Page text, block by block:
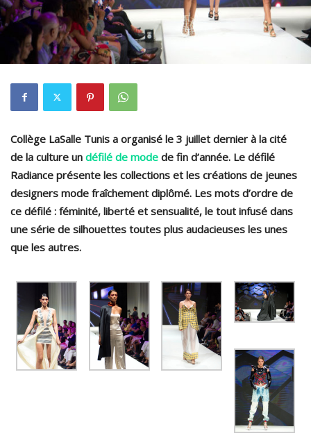
Collège LaSalle Tunis a organisé le 3 juillet dernier à la cité
de la culture un défilé de mode de fin d’année. Le défilé
Radiance présente les collections et les créations de jeunes
designers mode fraîchement diplômé. Les mots d’ordre de
ce défilé : féminité, liberté et sensualité, le tout infusé dans
une série de silhouettes toutes plus audacieuses les unes
que les autres.